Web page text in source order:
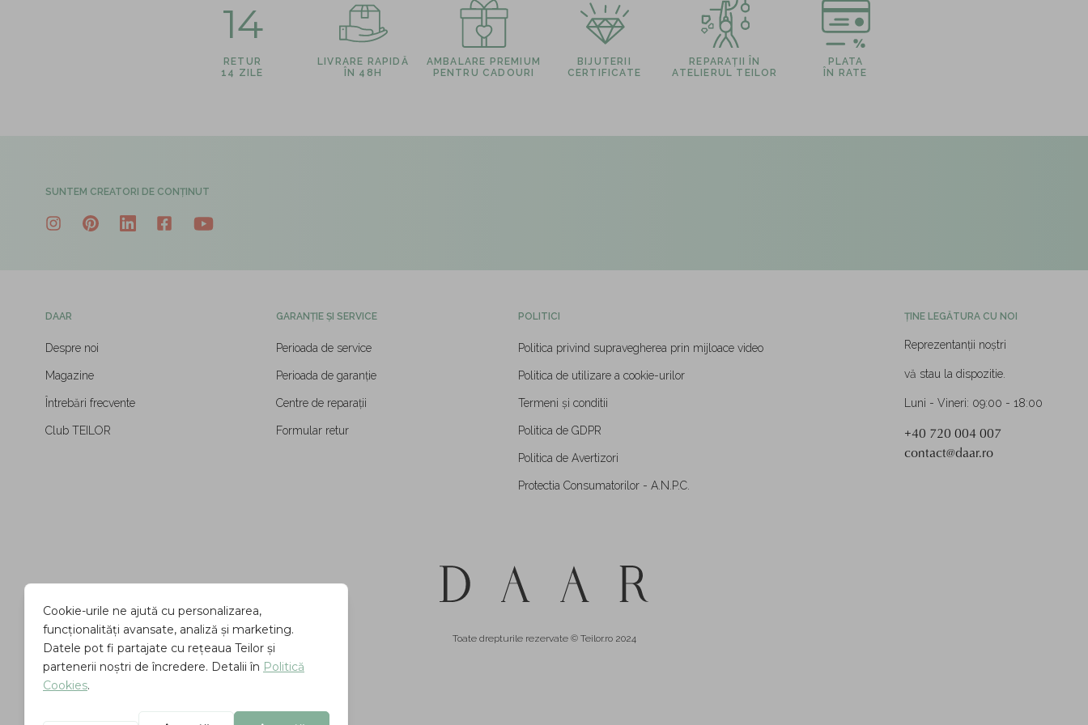
14
RETUR
14 ZILE
LIVRARE RAPIDĂ
ÎN 48H
AMBALARE PREMIUM
PENTRU CADOURI
BIJUTERII
CERTIFICATE
REPARAȚII ÎN
ATELIERUL TEILOR
PLATA
ÎN RATE
SUNTEM CREATORI DE CONȚINUT
DAAR
Despre noi
Magazine
Întrebări frecvente
Club TEILOR
GARANȚIE ȘI SERVICE
Perioada de service
Perioada de garanție
Centre de reparații
Formular retur
POLITICI
Politica privind supravegherea prin mijloace video
Politica de utilizare a cookie-urilor
Termeni și conditii
Politica de GDPR
Politica de Avertizori
Protectia Consumatorilor - A.N.P.C.
ȚINE LEGĂTURA CU NOI
Reprezentanții noștri
vă stau la dispozitie.
Luni - Vineri: 09:00 - 18:00
+40 720 004 007
contact@daar.ro
Toate drepturile rezervate © Teilor.ro 2024